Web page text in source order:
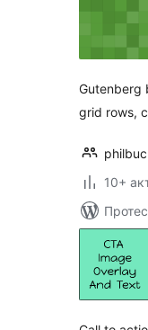
Gutenberg
grid rows,
10+